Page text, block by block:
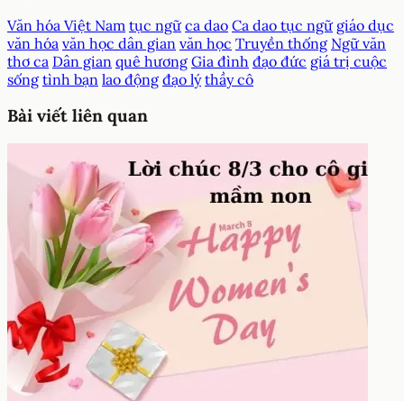
Văn hóa Việt Nam tục ngữ ca dao Ca dao tục ngữ giáo dục
văn hóa văn học dân gian văn học Truyền thống Ngữ văn
thơ ca Dân gian quê hương Gia đình đạo đức giá trị cuộc
sống tình bạn lao động đạo lý thầy cô
Bài viết liên quan